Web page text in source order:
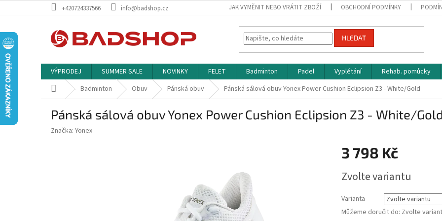
na
+420724337566 info@badshop.cz JAK VYMĚNIT NEBO VRÁTIT ZBOŽÍ OBCHODNÍ PODMÍNKY
HLEDAT
VÝPRODEJ SUMMER SALE NOVINKY FELET Badminton Padel Vyplétání Rehab. pomůcky
Domů Badminton Obuv Pánská obuv Pánská sálová obuv Yonex Power Cushion Eclipsion Z3 - White/Gold
Pánská sálová obuv Yonex Power Cushion Eclipsion Z3 - White/Gold
Značka: Yonex
3 798 Kč
cena:
Zvolte variantu
Varianta
Můžeme doručit do: Zvolte